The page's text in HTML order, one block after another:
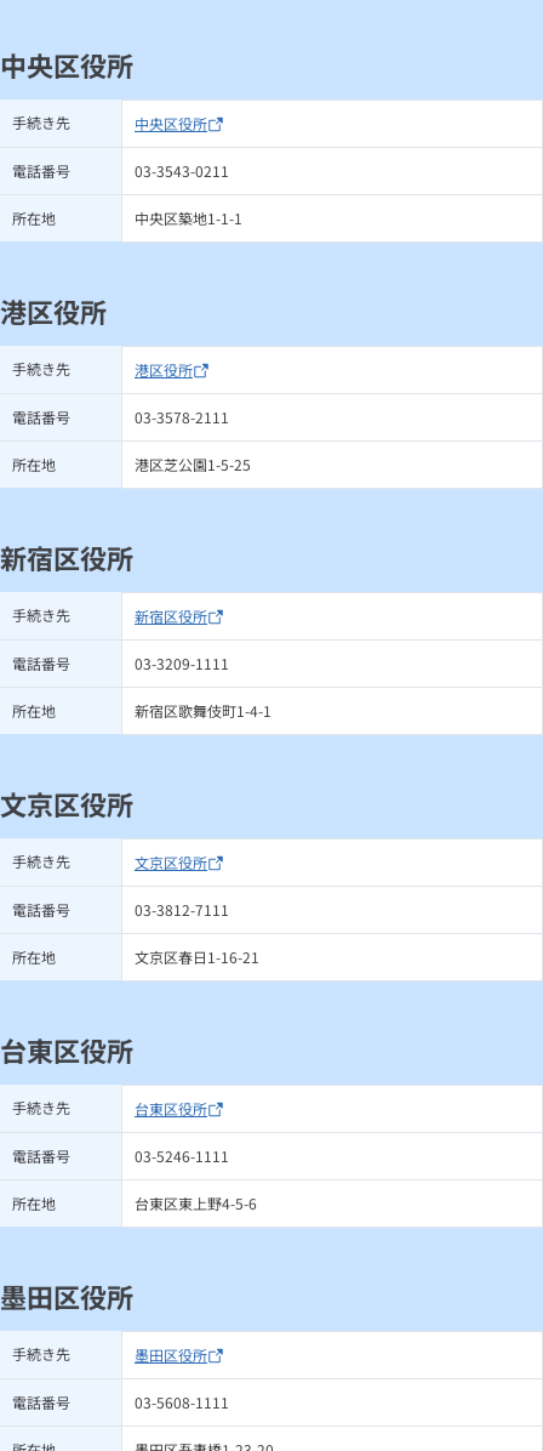
中央区役所
手続き先 中央区役所
電話番号 03-3543-0211
所在地 中央区築地1-1-1
港区役所
手続き先 港区役所
電話番号 03-3578-2111
所在地 港区芝公園1-5-25
新宿区役所
手続き先 新宿区役所
電話番号 03-3209-1111
所在地 新宿区歌舞伎町1-4-1
文京区役所
手続き先 文京区役所
電話番号 03-3812-7111
所在地 文京区春日1-16-21
台東区役所
手続き先 台東区役所
電話番号 03-5246-1111
所在地 台東区東上野4-5-6
墨田区役所
手続き先 墨田区役所
電話番号 03-5608-1111